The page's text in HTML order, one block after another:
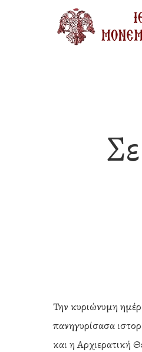
Την κυριώνυμη
πανηγυρίσασα
και η Αρχιερατική